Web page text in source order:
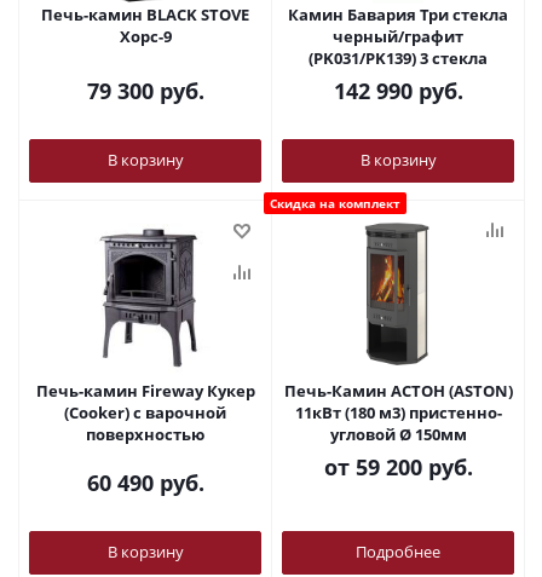
Печь-камин BLACK STOVE
Хорс-9
79 300руб.
В корзину
Камин Бавария Три стекла
черный/графит
(PK031/PK139) 3 стекла
142 990руб.
В корзину
Печь-камин Fireway Кукер
(Cooker) c варочной
поверхностью
60 490руб.
В корзину
Скидка на комплект
Печь-Камин АСТОН (ASTON)
11кВт (180 м3) пристенно-
угловой Ø 150мм
от 59 200 руб.
Подробнее